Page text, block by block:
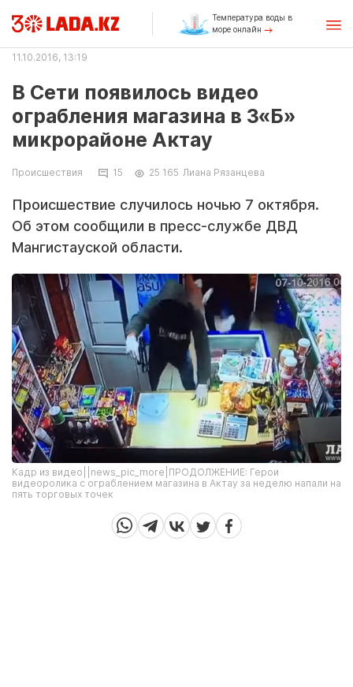
Температура воды в
море онлайн
11.10.2016, 13:19
В Сети появилось видео
ограбления магазина в 3«Б»
микрорайоне Актау
Происшествия 15 25 165 Лиана Рязанцева
Происшествие случилось ночью 7 октября.
Об этом сообщили в пресс-службе ДВД
Мангистауской области.
Кадр из видео||news_pic_more|ПРОДОЛЖЕНИЕ: Герои
видеоролика с ограблением магазина в Актау за неделю напали на
пять торговых точек